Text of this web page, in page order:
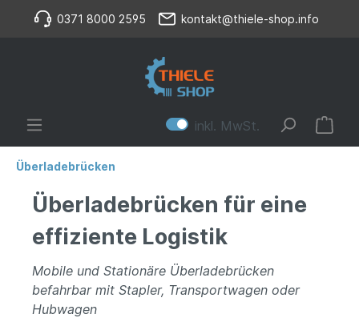
0371 8000 2595 kontakt@thiele-shop.info
inkl. MwSt.
Überladebrücken
Überladebrücken für eine
effiziente Logistik
Mobile und Stationäre Überladebrücken
befahrbar mit Stapler, Transportwagen oder
Hubwagen